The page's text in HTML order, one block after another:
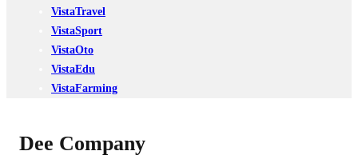
VistaTravel
VistaSport
VistaOto
VistaEdu
VistaFarming
Dee Company